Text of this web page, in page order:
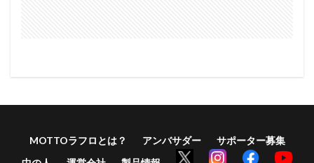
MOTTOラフロとは？ アンバサダー
サポーター募集